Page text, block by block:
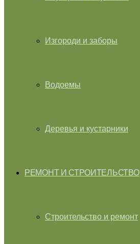
Изгороди и заборы
Водоемы
Деревья и кустарники
РЕМОНТ И СТРОИТЕЛЬСТВО
Строительство и ремонт